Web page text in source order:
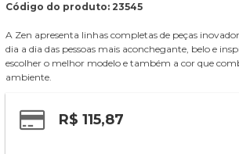
Código do produto: 23545
A Zen apresenta linhas completas de peças
dia a dia das pessoas mais aconchegante, belo e
escolher o melhor modelo e também a cor que
ambiente.
R$ 115,87